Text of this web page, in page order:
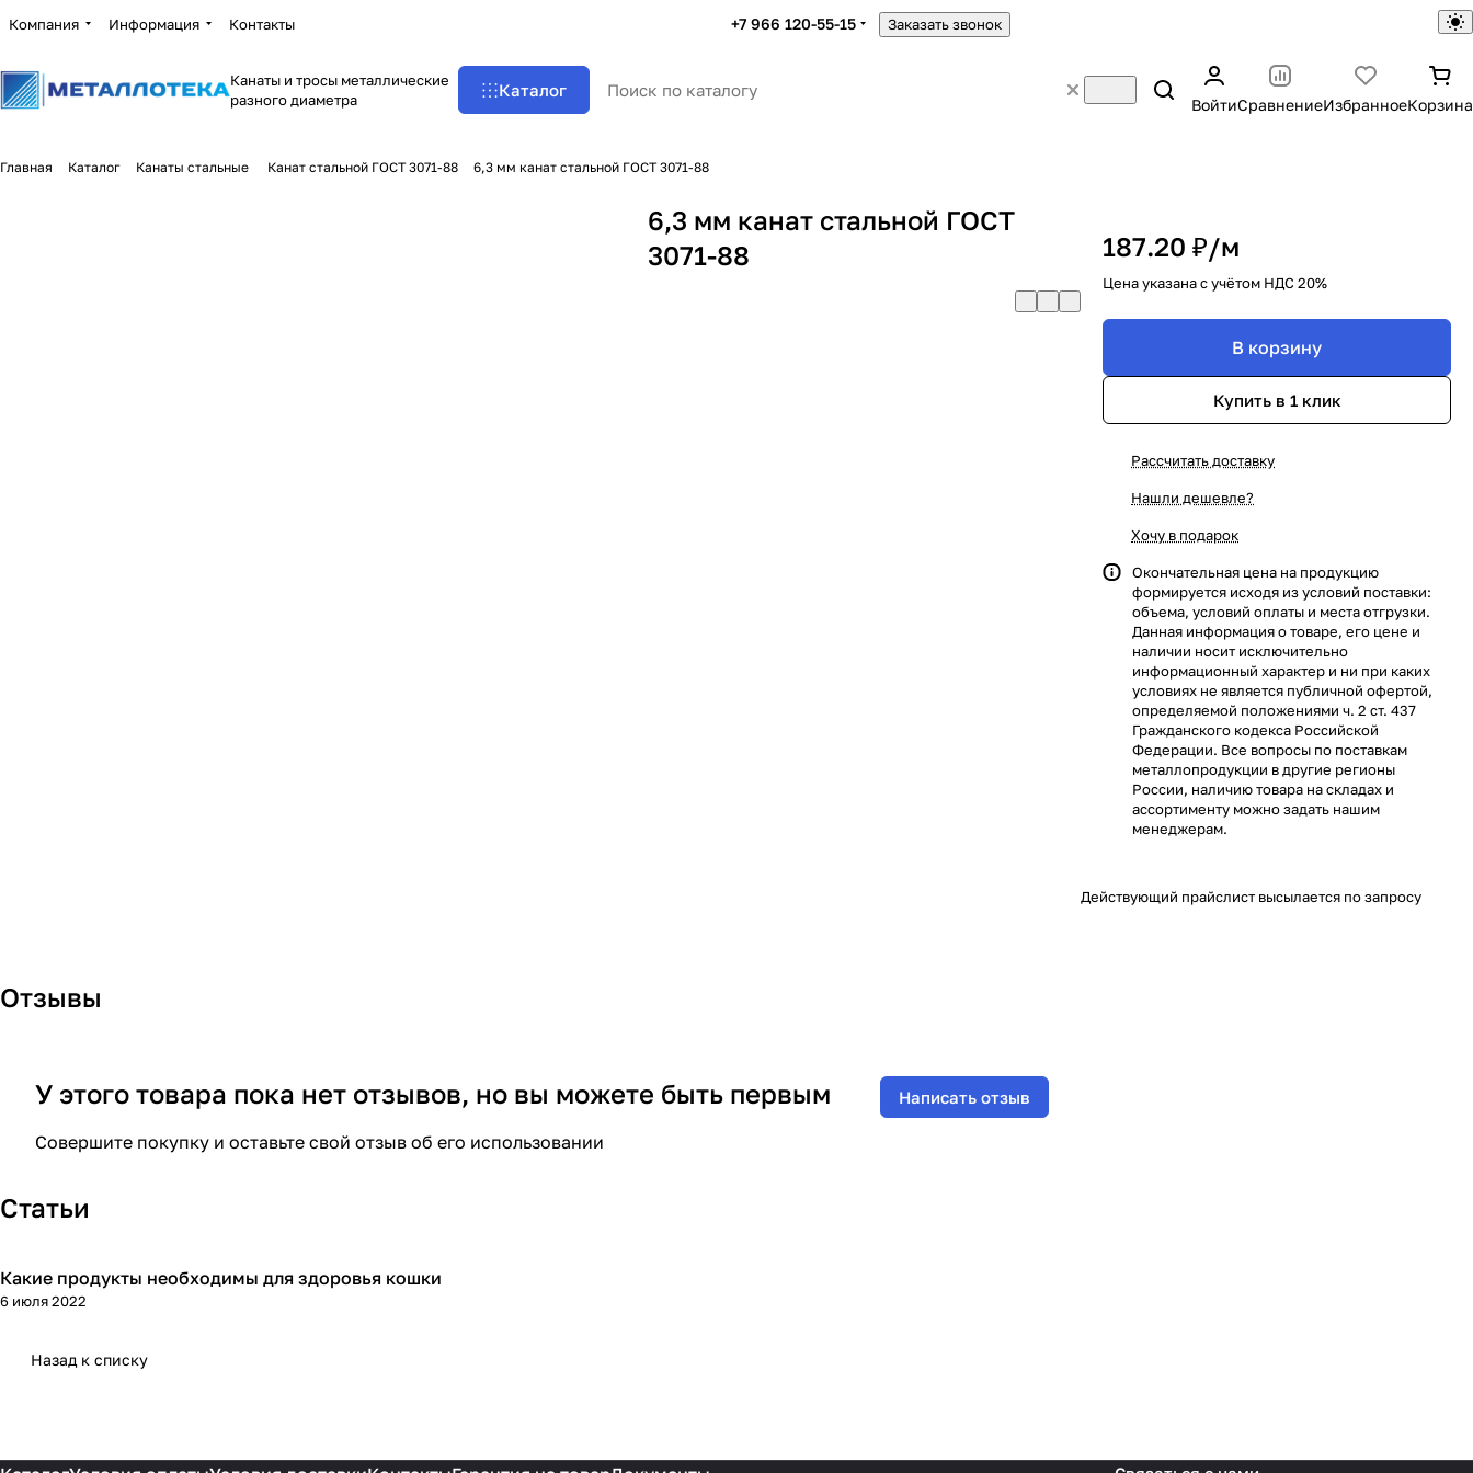
Компания Информация Контакты +7 966 120-55-15 Заказать звонок
Канаты и тросы металлические
разного диаметра
Каталог
ВойтиСравнениеИзбранноеКорзина
Главная Каталог Канаты стальные Канат стальной ГОСТ 3071-88 6,3 мм канат стальной ГОСТ 3071-88
6,3 мм канат стальной ГОСТ
3071-88
187.20 ₽/м
Цена указана с учётом НДС 20%
В корзину
Купить в 1 клик
Рассчитать доставку
Нашли дешевле?
Хочу в подарок
Окончательная цена на продукцию
формируется исходя из условий поставки:
объема, условий оплаты и места отгрузки.
Данная информация о товаре, его цене и
наличии носит исключительно
информационный характер и ни при каких
условиях не является публичной офертой,
определяемой положениями ч. 2 ст. 437
Гражданского кодекса Российской
Федерации. Все вопросы по поставкам
металлопродукции в другие регионы
России, наличию товара на складах и
ассортименту можно задать нашим
менеджерам.
Действующий прайслист высылается по запросу
Отзывы
У этого товара пока нет отзывов, но вы можете быть первым
Совершите покупку и оставьте свой отзыв об его использовании
Написать отзыв
Статьи
Советы покупателям
Какие продукты необходимы для здоровья кошки
6 июля 2022
Назад к списку